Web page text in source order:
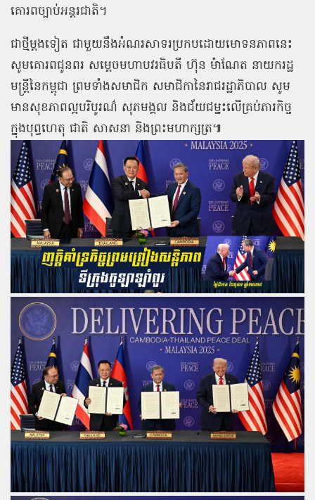
គោរពច្បាប់អន្តរជាតិ។
ជាថ្មីម្តងទៀត ជាមួយនឹងអំណរសាទរប្រកបដោយមោទនភាពនេះ
សូមគោរពជូនពរ សម្តេចមហាបវរធិបតី ហ៊ុន ម៉ាណែត នាយករដ្ឋ
មន្ត្រីនៃកម្ពុជា ព្រមទាំងសមាជិក សមាជិកានៃរាជរដ្ឋាភិបាល សូម
មានសុខភាពល្អបរិបូរណ៌ សុភមង្គល និងជ័យជម្នះលើគ្រប់ភារកិច្ច
ក្នុងបុព្វហេតុ ជាតិ សាសនា និងព្រះមហាក្សត្រ៕